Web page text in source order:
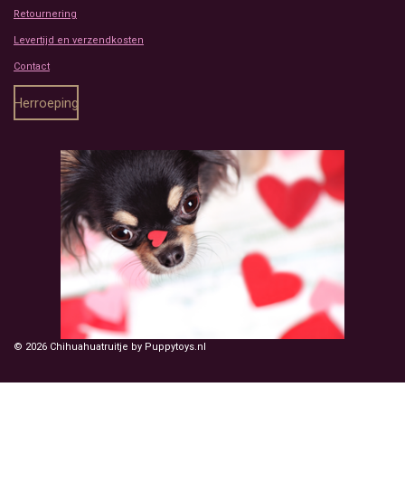
Retournering
Levertijd en verzendkosten
Contact
Herroeping
© 2026 Chihuahuatruitje by Puppytoys.nl